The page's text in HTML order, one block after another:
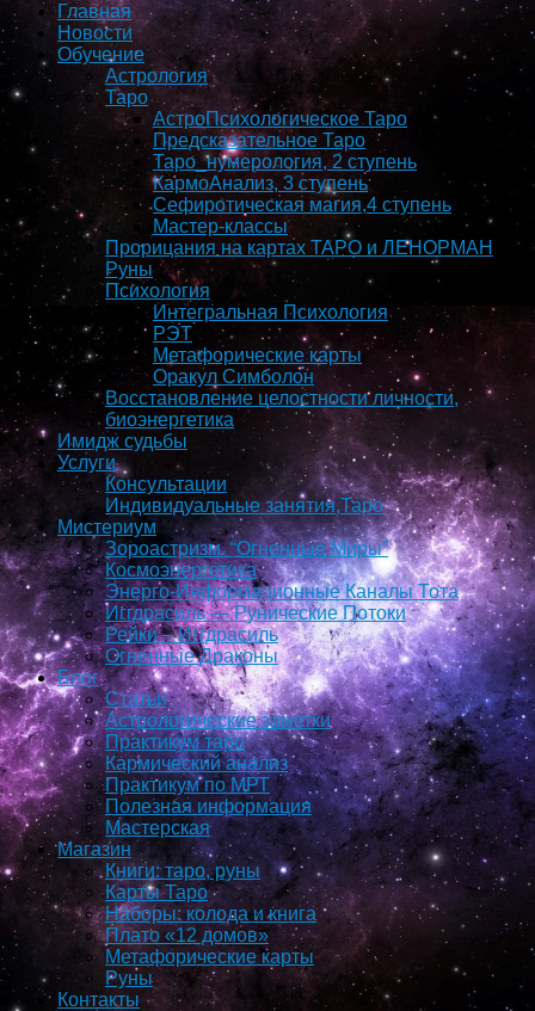
Главная
Новости
Обучение
Астрология
Таро
АстроПсихологическое Таро
Предсказательное Таро
Таро_нумерология, 2 ступень
КармоAнализ, 3 ступень
Сефиротическая магия,4 ступень
Мастер-классы
Прорицания на картах ТАРО и ЛЕНОРМАН
Руны
Психология
Интегральная Психология
РЭТ
Метафорические карты
Оракул Симболон
Восстановление целостности личности,
биоэнергетика
Имидж судьбы
Услуги
Консультации
Индивидуальные занятия,Таро
Мистериум
Зороастризм. “Огненные Миры”
Космоэнергетика
Энерго-Информационные Каналы Тота
Иггдрасиль — Рунические Потоки
Рейки – Иггдрасиль
Огненные Драконы
Блог
Статьи
Астрологические заметки
Практикум таро
Кармический анализ
Практикум по МРТ
Полезная информация
Мастерская
Магазин
Книги: таро, руны
Карты Таро
Наборы: колода и книга
Плато «12 домов»
Метафорические карты
Руны
Контакты